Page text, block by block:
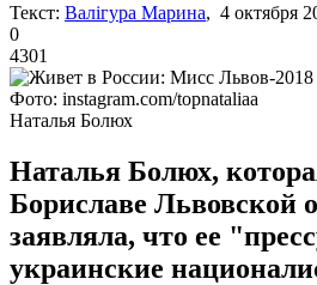
Текст: Валігура Марина, 4 октября
0
4301
Фото: instagram.com/topnataliaa
Наталья Болюх
Наталья Болюх,
Бориславе Львовской
заявляла, что ее
украинские